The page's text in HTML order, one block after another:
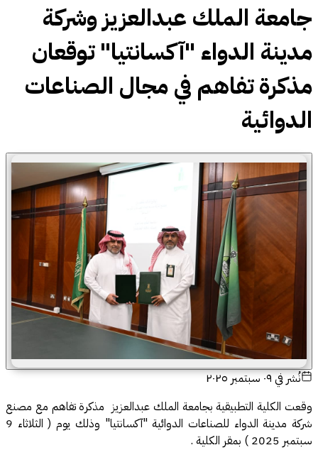
جامعة الملك عبدالعزيز وشركة
مدينة الدواء "آكسانتيا" توقعان
مذكرة تفاهم في مجال الصناعات
الدوائية
نُشر في٠٩ سبتمبر ٢٠٢٥
وقعت الكلية التطبيقية بجامعة الملك عبدالعزيز مذكرة تفاهم مع مصنع
شركة مدينة الدواء للصناعات الدوائية "آكسانتيا" وذلك يوم ( الثلاثاء 9
سبتمبر 2025 ) بمقر الكلية .